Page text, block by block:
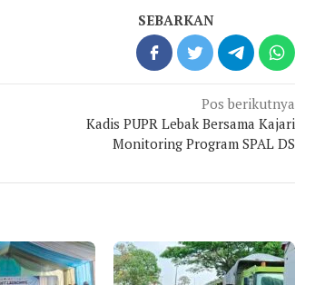
SEBARKAN
Pos berikutnya
Kadis PUPR Lebak Bersama Kajari
Monitoring Program SPAL DS